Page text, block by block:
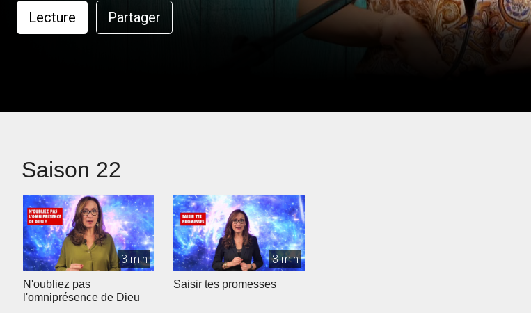
Lecture Partager
Saison 22
3 min
N'oubliez pas
l'omniprésence de Dieu
3 min
Saisir tes promesses